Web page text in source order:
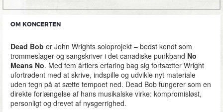
OM KONCERTEN
Dead Bob er John Wrights soloprojekt – bedst kendt som
trommeslager og sangskriver i det canadiske punkband No
Means No. Med fem årtiers erfaring bag sig fortsætter Wright
ufortrødent med at skrive, indspille og udvikle nyt materiale
uden tegn på at sætte tempoet ned. Dead Bob fungerer som en
direkte forlængelse af hans musikalske virke: kompromisløst,
personligt og drevet af nysgerrighed.